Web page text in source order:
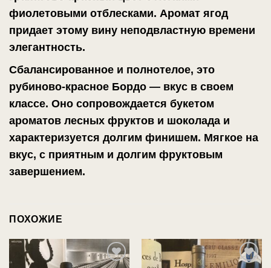
фиолетовыми отблесками. Аромат ягод
придает этому вину неподвластную времени
элегантность.
Сбалансированное и полнотелое, это
рубиново-красное Бордо — вкус в своем
классе. Оно сопровождается букетом
ароматов лесных фруктов и шоколада и
характеризуется долгим финишем. Мягкое на
вкус, с приятным и долгим фруктовым
завершением.
ПОХОЖИЕ